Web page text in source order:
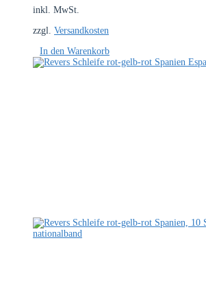
inkl. MwSt.
zzgl. Versandkosten
In den Warenkorb